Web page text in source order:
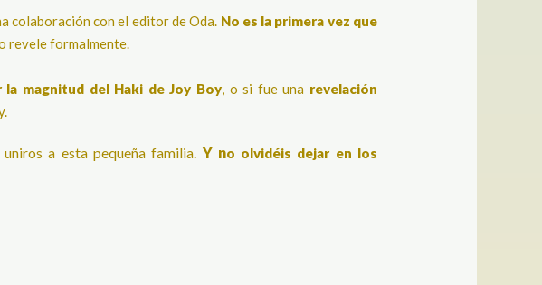
colaboración con el editor de Oda. No es la primera vez que
revele formalmente.
magnitud del Haki de Joy Boy, o si fue una revelación
a esta pequeña familia. Y no olvidéis dejar en los